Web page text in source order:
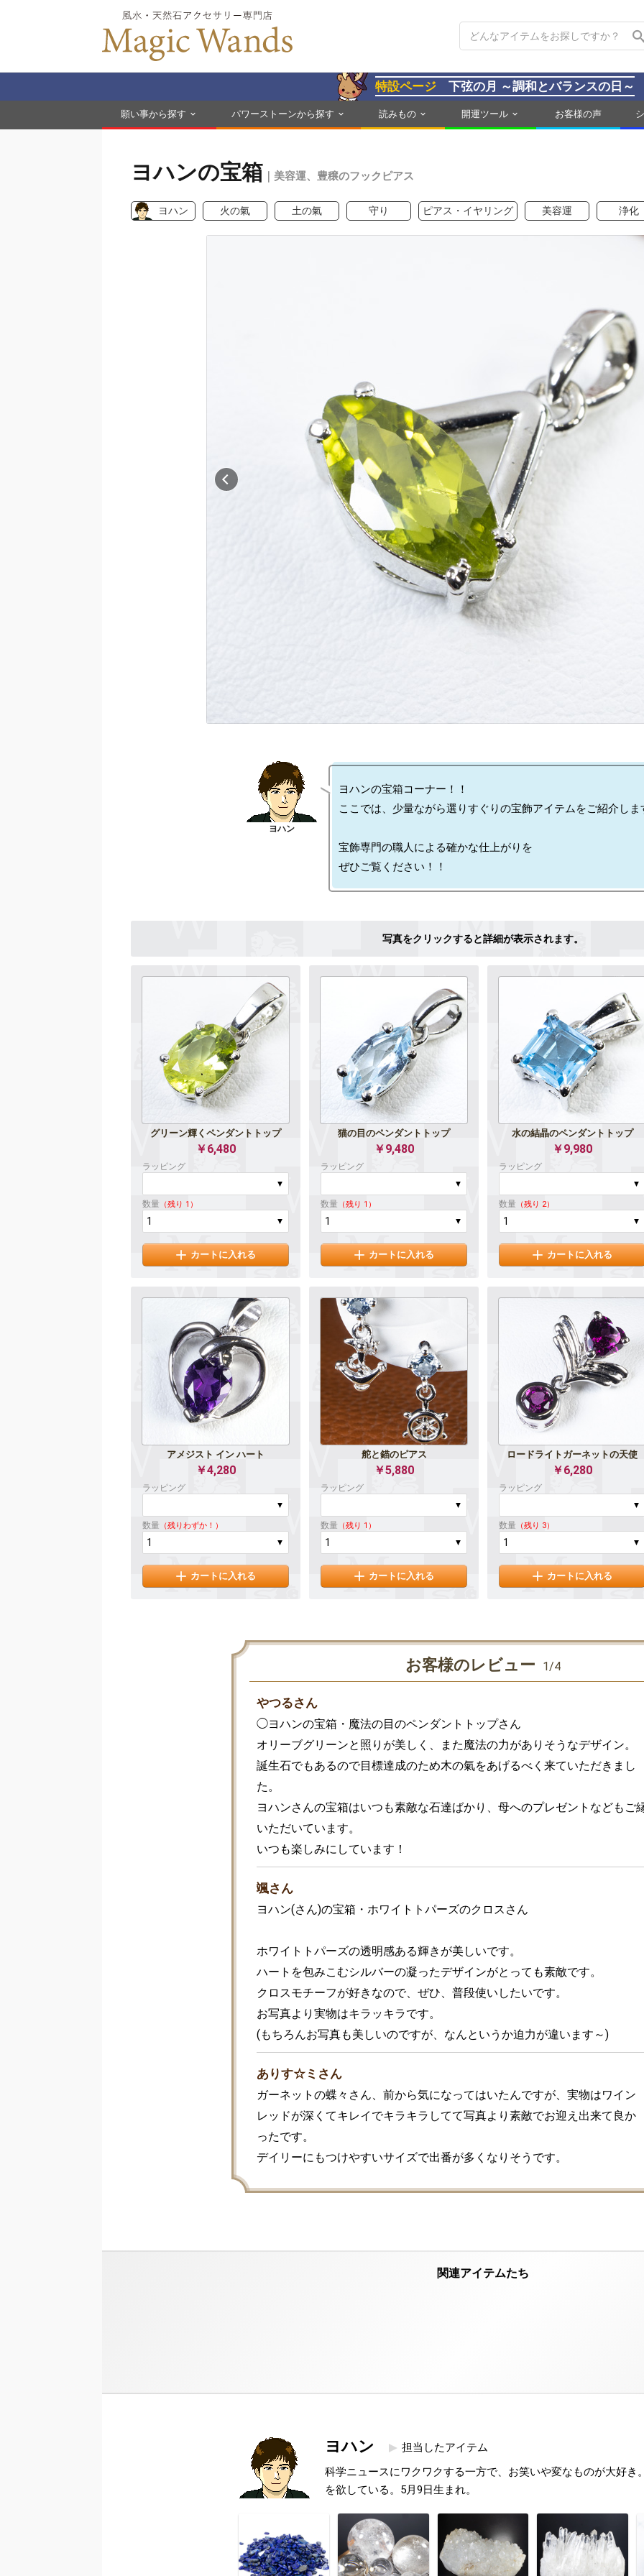
特設ページ 下弦の月 ～調和とバランスの日～
願い事から探す パワーストーンから探す 読みもの 開運ツール お客様の声
ヨハンの宝箱 ｜美容運、豊穣のフックピアス
ヨハン 火の氣 土の氣 守り ピアス・イヤリング 美容運 浄化
ヨハンの宝箱コーナー！！
ここでは、少量ながら選りすぐりの宝飾アイテムをご紹介しま
宝飾専門の職人による確かな仕上がりを
グリーン輝くペンダントトップ
￥6,480
ラッピング
数量 （残り 1）
カートに入れる
猫の目のペンダントトップ
￥9,480
ラッピング
数量 （残り 1）
カートに入れる
水の結晶のペンダントトップ
￥9,980
ラッピング
数量 （残り 2）
カートに入れる
アメジスト イン ハート
￥4,280
ラッピング
数量 （残りわずか！）
カートに入れる
舵と錨のピアス
￥5,880
ラッピング
数量 （残り 1）
カートに入れる
ロードライトガーネットの天使
￥6,280
ラッピング
数量 （残り 3）
カートに入れる
お客様のレビュー 1/4
やつるさん
◯ヨハンの宝箱・魔法の目のペンダントトップさん
オリーブグリーンと照りが美しく、また魔法の力がありそうなデザイン。
誕生石でもあるので目標達成のため木の氣をあげるべく来ていただきまし
た。
ヨハンさんの宝箱はいつも素敵な石達ばかり、母へのプレゼントなどもご
いただいています。
いつも楽しみにしています！
颯さん
ヨハン(さん)の宝箱・ホワイトトパーズのクロスさん
ホワイトトパーズの透明感ある輝きが美しいです。
ハートを包みこむシルバーの凝ったデザインがとっても素敵です。
クロスモチーフが好きなので、ぜひ、普段使いしたいです。
お写真より実物はキラッキラです。
(もちろんお写真も美しいのですが、なんというか迫力が違います～)
ありす☆ミさん
ガーネットの蝶々さん、前から気になってはいたんですが、実物はワイン
レッドが深くてキレイでキラキラしてて写真より素敵でお迎え出来て良か
ったです。
デイリーにもつけやすいサイズで出番が多くなりそうです。
ヨハン
担当したアイテム
科学ニュースにワクワクする一方で、お笑いや変なものが大好き
を欲している。5月9日生まれ。